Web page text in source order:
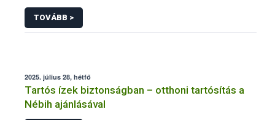
Rendszerben ökológiai gazdálkodás témakörben
intézhető közhatalmi eljárásaihoz kapcsolódó
adatkezeléséhez
TOVÁBB >
2025. július 28, hétfő
Tartós ízek biztonságban – otthoni tartósítás a
Nébih ajánlásával